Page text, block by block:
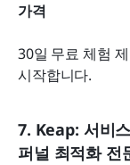
가격
30일 무료 체험
시작합니다.
7. Keap: 서비
퍼널 최적화 전